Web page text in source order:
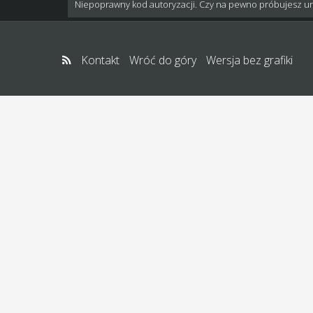
Niepoprawny kod autoryzacji. Czy na pewno próbujesz
Kontakt Wróć do góry Wersja bez grafiki